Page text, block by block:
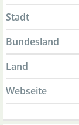
Stadt
Bundesland
Land
Webseite